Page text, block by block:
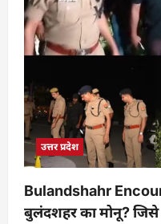
उत्तर प्रदेश
Bulandshahr
बुलंदशहर का मोनू?